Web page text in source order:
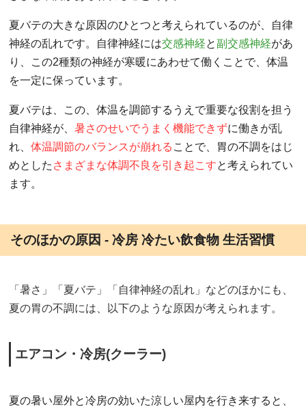
夏バテの大きな原因のひとつと考えられているのが、自律
神経の乱れです。自律神経には交感神経と副交感神経があ
り、この2種類の神経が寒暖にあわせて働くことで、体温
を一定に保っています。
夏バテは、この、体温を調節するうえで重要な役割を担う
自律神経が、 暑さのせいでうまく機能できずに働きが乱
れ、 体温調節のバランスが崩れる ことで、胃の不調をはじ
めとした さまざまな体調不良を引き起こすと考えられてい
ます。
そのほかの原因 - 冷房 冷たい飲食物 生活習慣
「暑さ」「夏バテ」「自律神経の乱れ」などのほかにも、
夏の胃の不調には、以下のような原因が考えられます。
エアコン・冷房(クーラー)
夏の暑い屋外と冷房の効いた涼しい屋内を行き来すると、